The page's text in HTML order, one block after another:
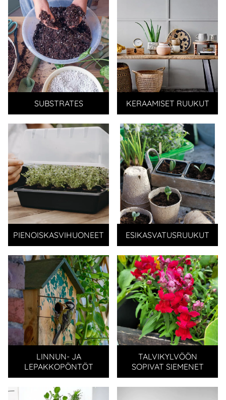
SUBSTRATES KERAAMISET RUUKUT
PIENOISKASVIHUONEET ESIKASVATUSRUUKUT
LINNUN- JA
LEPAKKOPÖNTÖT
TALVIKYLVÖÖN
SOPIVAT SIEMENET